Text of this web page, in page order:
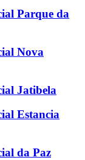
Parque da
Nova
Jatibela
Estancia
da Paz